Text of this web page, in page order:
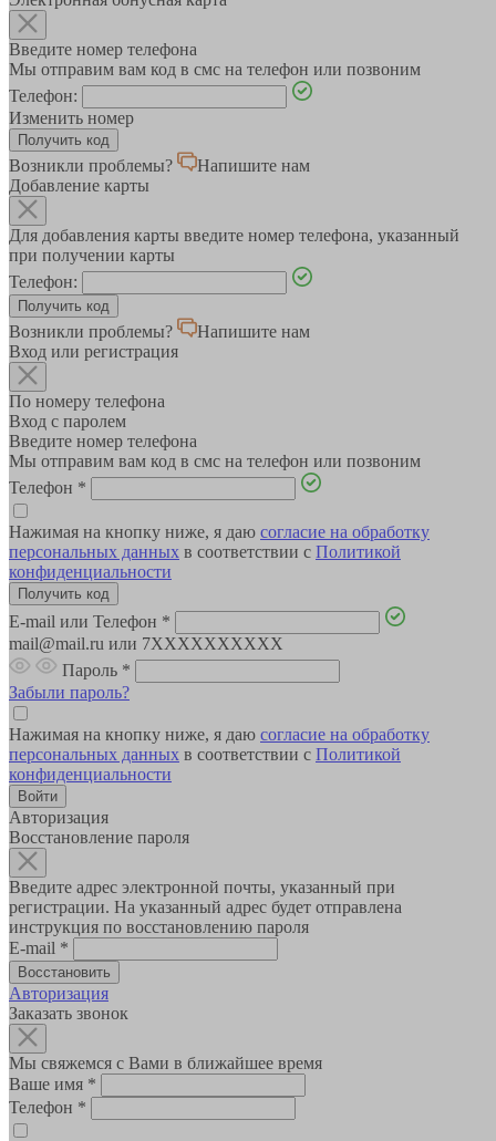
Введите номер телефона
Мы отправим вам код в смс на телефон или позвоним
Телефон:
Изменить номер
Возникли проблемы?
Напишите нам
Добавление карты
Для добавления карты введите номер телефона, указанный
при получении карты
Телефон:
Возникли проблемы?
Напишите нам
Вход или регистрация
По номеру телефона
Вход с паролем
Введите номер телефона
Мы отправим вам код в смс на телефон или позвоним
Телефон *
Нажимая на кнопку ниже, я даю согласие на обработку
персональных данных в соответствии с Политикой
конфиденциальности
E-mail или Телефон *
mail@mail.ru или 7XXXXXXXXXX
Пароль *
Забыли пароль?
Нажимая на кнопку ниже, я даю согласие на обработку
персональных данных в соответствии с Политикой
конфиденциальности
Авторизация
Восстановление пароля
Введите адрес электронной почты, указанный при
регистрации. На указанный адрес будет отправлена
инструкция по восстановлению пароля
E-mail *
Авторизация
Заказать звонок
Мы свяжемся с Вами в ближайшее время
Ваше имя *
Телефон *